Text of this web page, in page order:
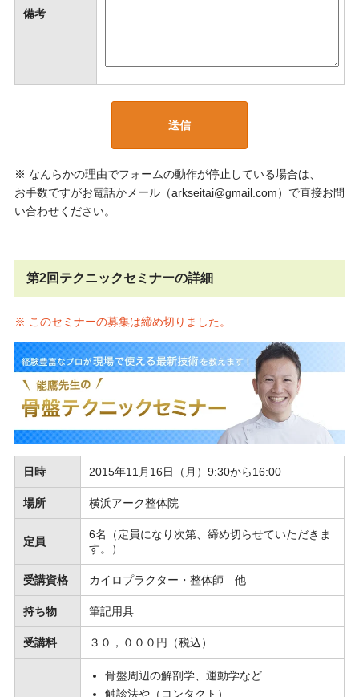
備考
※ なんらかの理由でフォームの動作が停止している場合は、
お手数ですがお電話かメール（arkseitai@gmail.com）で直接お問
い合わせください。
第2回テクニックセミナーの詳細
※ このセミナーの募集は締め切りました。
日時 2015年11月16日（月）9:30から16:00
場所 横浜アーク整体院
定員
6名（定員になり次第、締め切らせていただきま
す。）
受講資格 カイロプラクター・整体師 他
持ち物 筆記用具
受講料 ３０，０００円（税込）
骨盤周辺の解剖学、運動学など
触診法や（コンタクト）